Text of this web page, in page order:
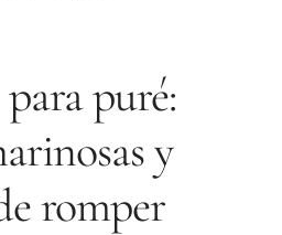
puré:
y
romper